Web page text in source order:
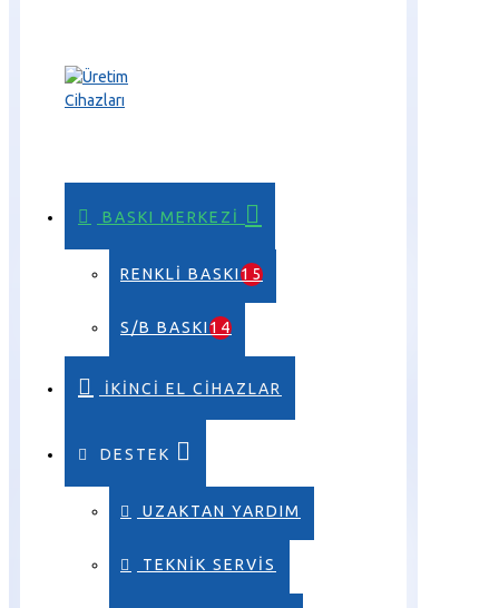
BASKI MERKEZI
RENKLI BASKI15
S/B BASKI14
İKINCI EL CIHAZLAR
DESTEK
UZAKTAN YARDIM
TEKNIK SERVIS